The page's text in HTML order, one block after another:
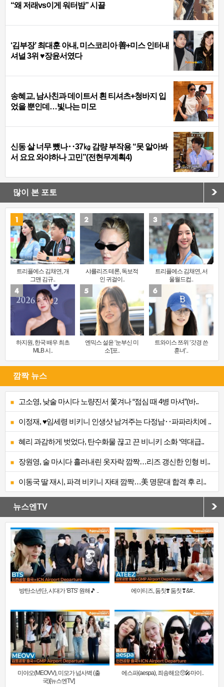
“왜 저래vs이게 워터밤” 시끌
‘김부장’ 최대훈 아내, 미스코리아 善+미스 인터내
셔널 3위 ♥장윤서였다
송혜교, 남사친과 데이트서 흰 티셔츠+청바지 입
었을 뿐인데…빛나는 미모
신동 살 너무 뺐나‥37㎏ 감량 부작용 “못 알아봐
서 요요 와야하나 고민”(전현무계획4)
많이 본 포토
트리플에스 김채연, 개
그맨 김규..
샤를리즈 테론, 독보적
인 귀걸이..
트리플에스 김채연, 서
울월드컵..
하지원, 한국 배우 최초
MLB 시..
엔믹스 설윤 ‘눈부신 미
소’[포..
트와이스 쯔위 ‘갓경 쓴
훈녀’..
깜짝 뉴스
고소영, 낮술 마시다 노량진서 쫓겨나 “점심 때 4병 마셔”(바..
이정재, ♥임세령 비키니 인생샷 남겨주는 다정남‥파파라치에 ..
혜리 과감하게 벗었다, 탄수화물 끊고 끈 비니키 소화 ‘역대급..
장원영, 술 마시다 흘러내린 옷자락 깜짝…리즈 갱신한 인형 비..
이동국 딸 재시, 파격 비키니 자태 깜짝…美 명문대 합격 후 리..
뉴스엔TV
방탄소년단, 시대가 ‘BTS’ 원해🎵 .. 에이티즈, 둠칫❣️ 둠칫❣&#..
미야오(MEOVV), 미모가 넘사벽 (출
국)[뉴스엔TV]
에스파(aespa), 죄송해요🥺🎤마이..